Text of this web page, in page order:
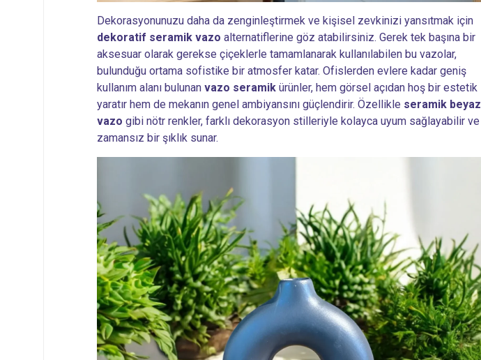
Dekorasyonunuzu daha da zenginleştirmek ve kişisel zevkinizi yansıtmak için
dekoratif seramik vazo alternatiflerine göz atabilirsiniz. Gerek tek başına bir
aksesuar olarak gerekse çiçeklerle tamamlanarak kullanılabilen bu vazolar,
bulunduğu ortama sofistike bir atmosfer katar. Ofislerden evlere kadar geniş
kullanım alanı bulunanvazo seramik ürünler, hem görsel açıdan hoş bir estetik
yaratır hem de mekanın genel ambiyansını güçlendirir. Özellikle seramik beyaz
vazo gibi nötr renkler, farklı dekorasyon stilleriyle kolayca uyum sağlayabilir ve
zamansız bir şıklık sunar.